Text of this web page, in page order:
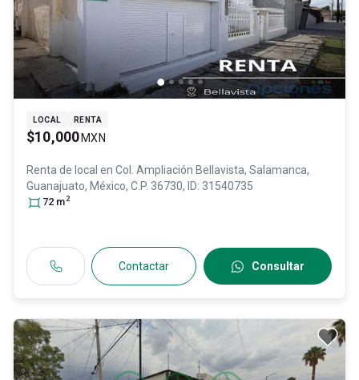
LOCAL RENTA
$10,000 MXN
Renta de local en Col. Ampliación Bellavista, Salamanca,
Guanajuato, México, C.P. 36730, ID: 31540735
72 m2
Contactar Consultar